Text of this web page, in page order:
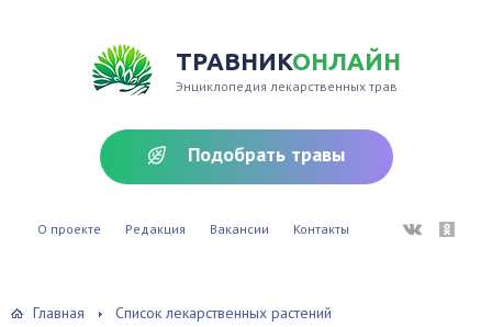
ТРАВНИКОНЛАЙН
Энциклопедия лекарственных трав
Подобрать травы
О проекте Редакция Вакансии Контакты ВКонтакте
Главная Список лекарственных растений